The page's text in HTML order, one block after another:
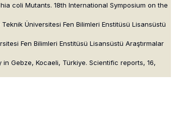
coli Mutants. 18th International Symposium on the
Üniversitesi Fen Bilimleri Enstitüsü Lisansüstü
Fen Bilimleri Enstitüsü Lisansüstü Araştırmalar
Gebze, Kocaeli, Türkiye. Scientific reports, 16,